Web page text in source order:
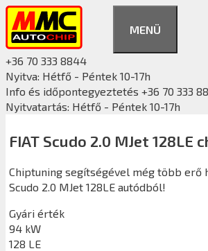
Kilépés
tartalomba
MENÜ
+36 70 333 8844
Nyitva: Hétfő - Péntek 10-17h
Info és időpontegyeztetés +36 70 333
Nyitvatartás: Hétfő - Péntek 10-17h
FIAT Scudo 2.0 MJet 128LE
Chiptuning segítségével még több erő
Scudo 2.0 MJet 128LE autódból!
Gyári érték
94 kW
128 LE